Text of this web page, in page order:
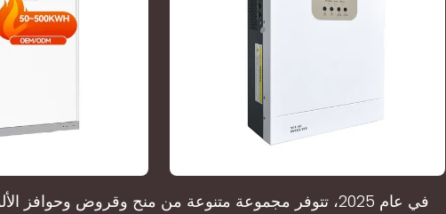
في عام 2025، تتوفر مجموعة متنوعة من منح وقروض وحوافز